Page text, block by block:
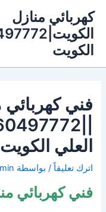
المحتوى
كهربائي منازل
الكويت
فني كهربائي
العلي الكويت
اترك تعليقاً / بواسطة
فني كهربائي